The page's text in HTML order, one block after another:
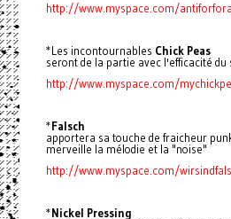
http://www.myspace.com/antiforfora
*Les incontournables Chick Peas
seront de la partie avec l'efficacité du
http://www.myspace.com/
*Falsch
apportera sa touche de fraicheur
merveille la mélodie et la "noise"
http://www.myspace.com/
*Nickel Pressing